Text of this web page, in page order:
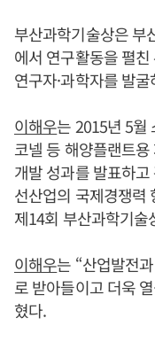
부산과학기술상은 부
에서 연구활동을 펼
연구자·과학자를 발
이해우는 2015년 5월
코넬 등 해양플랜트
개발 성과를 발표하
선산업의 국제경쟁력
제14회 부산과학기
이해우는 “산업발전
로 받아들이고 더욱
혔다.